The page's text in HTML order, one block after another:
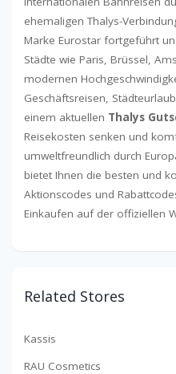
ehemaligen Thalys-
Marke Eurostar fortgeführt
Städte wie Paris, Brüssel,
modernen
Geschäftsreisen,
einem aktuellen Thalys
Reisekosten senken und
umweltfreundlich durch
bietet Ihnen die besten und
Aktionscodes und
Einkaufen auf der offiziellen
Related Stores
Kassis
RAU Cosmetics